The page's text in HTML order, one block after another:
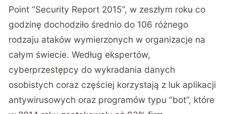
Point “Security Report 2015”, w zeszłym roku co
godzinę dochodziło średnio do 106 różnego
rodzaju ataków wymierzonych w organizacje na
całym świecie. Według ekspertów,
cyberprzestępcy do wykradania danych
osobistych coraz częściej korzystają z luk aplikacji
antywirusowych oraz programów typu “bot”, które